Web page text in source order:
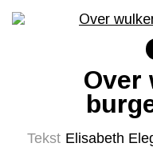
Over
Tekst Elisabeth